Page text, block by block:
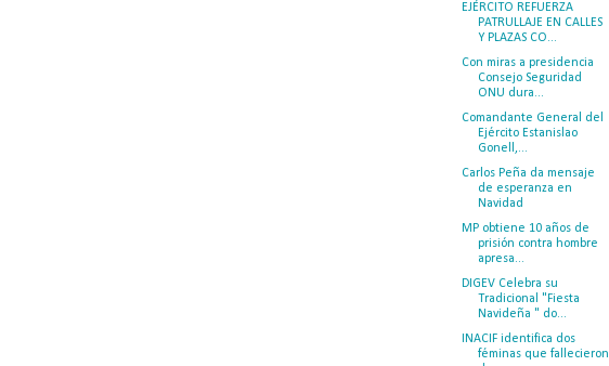
EJÉRCITO REFUERZA
PATRULLAJE EN CALLES
Y PLAZAS CO...
Con miras a presidencia
Consejo Seguridad
ONU dura...
Comandante General del
Ejército Estanislao
Gonell,...
Carlos Peña da mensaje
de esperanza en
Navidad
MP obtiene 10 años de
prisión contra hombre
apresa...
DIGEV Celebra su
Tradicional "Fiesta
Navideña " do...
INACIF identifica dos
féminas que fallecieron